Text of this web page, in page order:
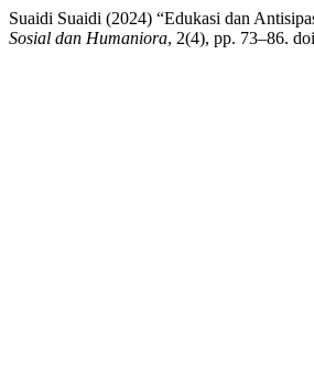
Suaidi Suaidi (2024) “Edukasi dan
Sosial dan Humaniora, 2(4), pp. 73–86.